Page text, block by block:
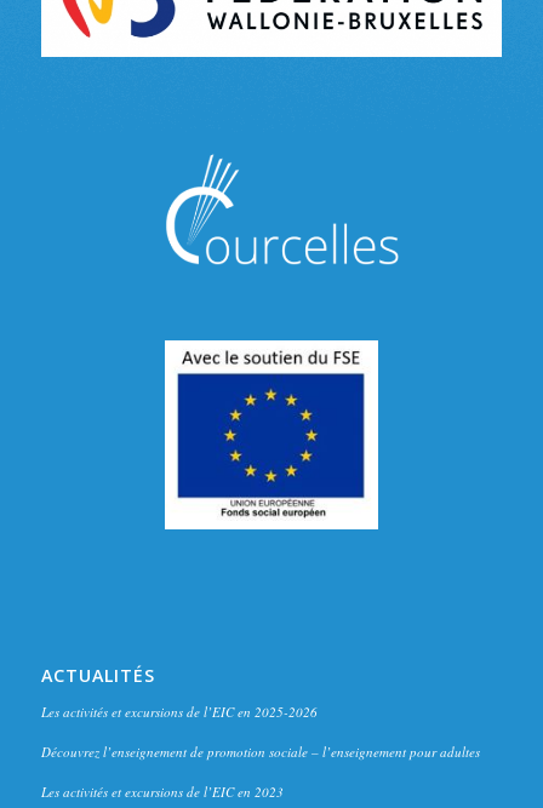
ACTUALITÉS
Les activités et excursions de l’EIC en 2025-2026
Découvrez l’enseignement de promotion sociale – l’enseignement pour adultes
Les activités et excursions de l’EIC en 2023